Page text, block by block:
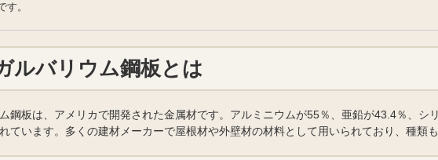
す。
ルバリウム鋼板とは
鋼板は、アメリカで開発された金属材です。アルミニウムが55％、亜鉛が43.4％、シ
ています。多くの建材メーカーで屋根材や外壁材の材料として用いられており、種類も